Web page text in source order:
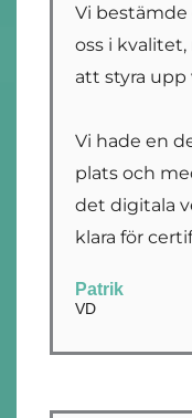
Vi bestämde
oss i
att styra upp
Vi hade en
plats och
det digitala
klara för
Patrik
VD